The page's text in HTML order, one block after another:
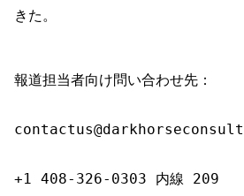
きた。
報道担当者向け問い合わせ先：
+1 408-326-0303 内線 209